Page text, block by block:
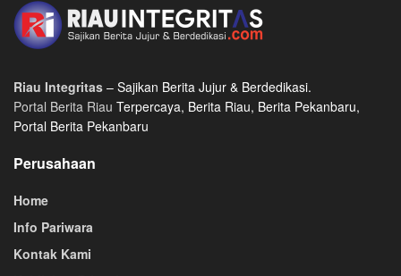
Riau Integritas – Sajikan Berita Jujur & Berdedikasi.
Portal Berita Riau Terpercaya, Berita Riau, Berita Pekanbaru,
Portal Berita Pekanbaru
Perusahaan
Home
Info Pariwara
Kontak Kami